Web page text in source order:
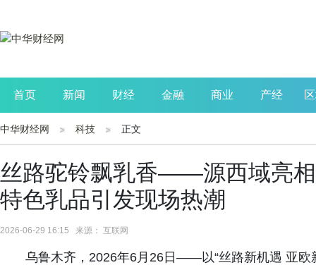
首页 新闻 财经 金融 商业 产经
公司 生活 读书
中华财经网 科技 正文
丝路驼铃飘乳香——源西域亮
特色乳品引发现场热潮
2026-06-29 16:15 来源： 互联网
乌鲁木齐，2026年6月26日——以“丝路新机遇 亚欧